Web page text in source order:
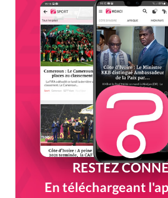
RESTEZ
En téléchargeant